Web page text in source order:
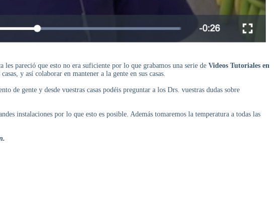
pareció que esto no era suficiente por lo que grabamos una serie de Videos Tutoriales en
y así colaborar en mantener a la gente en sus casas.
de gente y desde vuestras casas podéis preguntar a los Drs. vuestras dudas sobre
instalaciones por lo que esto es posible. Además tomaremos la temperatura a todas las